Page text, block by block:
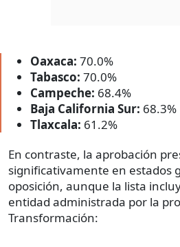
Oaxaca: 70.0%
Tabasco: 70.0%
Campeche: 68.4%
Baja California Sur: 68.3%
Tlaxcala: 61.2%
En contraste, la aprobación
significativamente en estados
oposición, aunque la lista
entidad administrada por la
Transformación: